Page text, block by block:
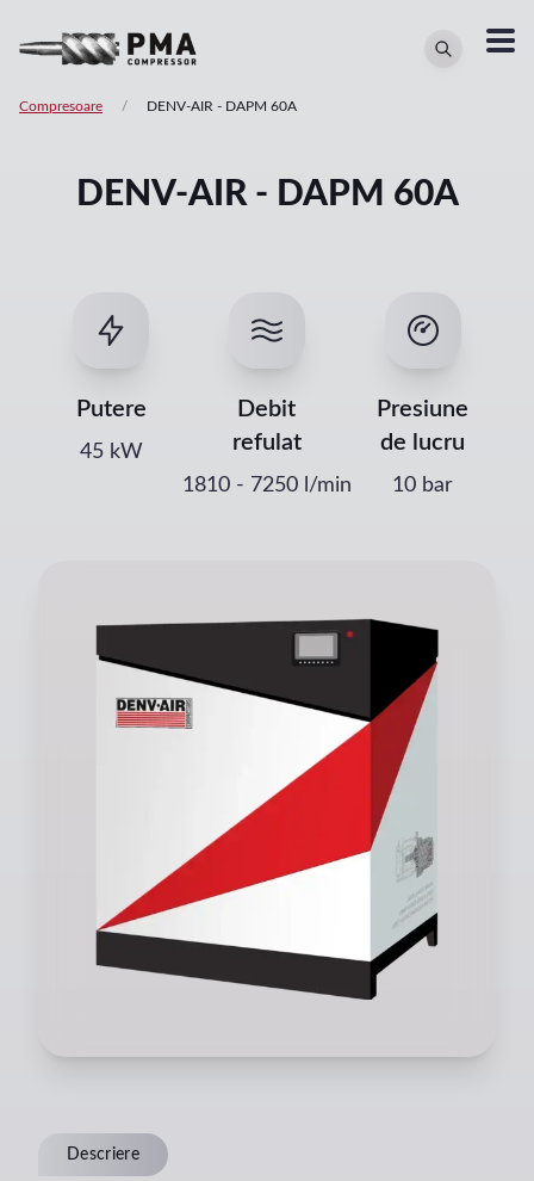
Compresoare / DENV-AIR - DAPM 60A
DENV-AIR - DAPM 60A
Putere
45 kW
Debit
refulat
1810- 7250 l/min
Presiune
de lucru
10 bar
Descriere